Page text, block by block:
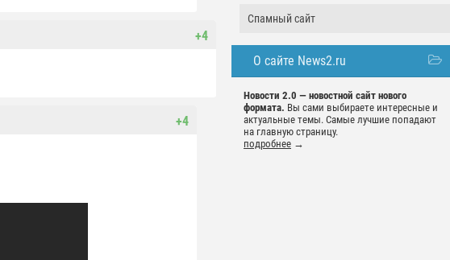
Спамный сайт
О сайте News2.ru
Новости 2.0 — новостной сайт нового
формата. Вы сами выбираете интересные и
актуальные темы. Самые лучшие попадают
на главную страницу.
подробнее →
+4
+4